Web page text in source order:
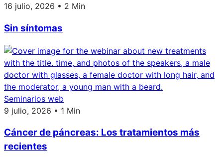
16 julio, 2026 • 2 Min
Sin síntomas
Seminarios web
9 julio, 2026 • 1 Min
Cáncer de páncreas: Los tratamientos más
recientes